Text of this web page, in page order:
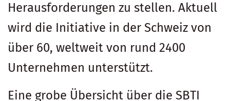
Herausforderungen zu stellen. Aktuell
wird die Initiative in der Schweiz von
über 60, weltweit von rund 2400
Unternehmen unterstützt.
Eine grobe Übersicht über die SBTI